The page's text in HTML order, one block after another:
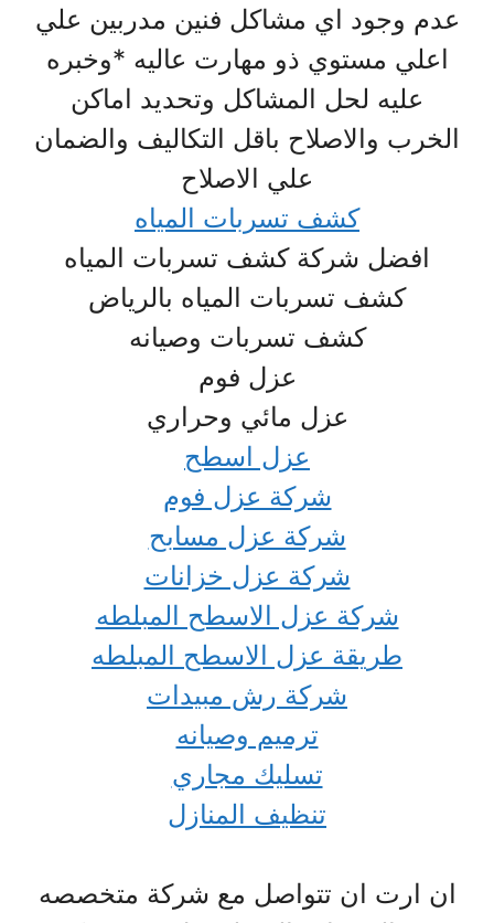
عدم وجود اي مشاكل فنين مدربين علي
اعلي مستوي ذو مهارت عاليه *وخبره
عليه لحل المشاكل وتحديد اماكن
الخرب والاصلاح باقل التكاليف والضمان
علي الاصلاح
كشف تسربات المياه
افضل شركة كشف تسربات المياه
كشف تسربات المياه بالرياض
كشف تسربات وصيانه
عزل فوم
عزل مائي وحراري
عزل اسطح
شركة عزل فوم
شركة عزل مسابح
شركة عزل خزانات
شركة عزل الاسطح المبلطه
طريقة عزل الاسطح المبلطه
شركة رش مبيدات
ترميم وصيانه
تسليك مجاري
تنظيف المنازل
ان ارت ان تتواصل مع شركة متخصصه